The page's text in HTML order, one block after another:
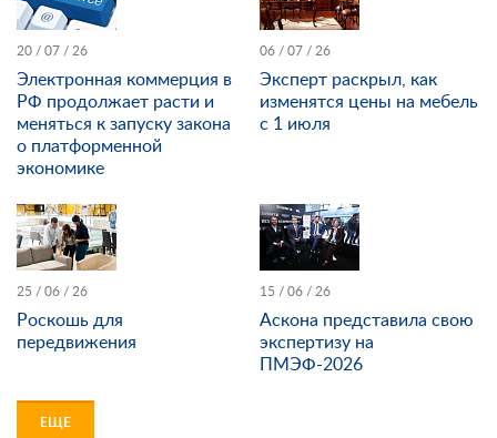
20 / 07 / 26
Электронная коммерция в
РФ продолжает расти и
меняться к запуску закона
о платформенной
экономике
06 / 07 / 26
Эксперт раскрыл, как
изменятся цены на мебель
с 1 июля
25 / 06 / 26
Роскошь для
передвижения
15 / 06 / 26
Аскона представила свою
экспертизу на
ПМЭФ-2026
ЕЩЕ